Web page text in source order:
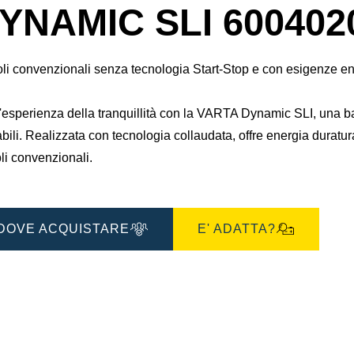
di
dialogo
SLI
convenzionali senza tecnologia Start-Stop e con esigenze
della tranquillità con la VARTA Dynamic SLI, una
Realizzata con tecnologia collaudata, offre energia
convenzionali.
ACQUISTARE E' ADATTA?